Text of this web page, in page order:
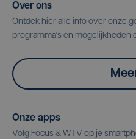
Over ons
Ontdek hier alle info over onze
programma's en mogelijkheden
Onze apps
Volg Focus & WTV op je